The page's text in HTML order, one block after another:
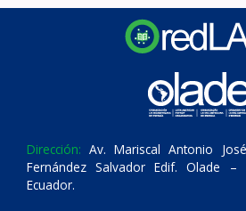
Dirección: Av. Mariscal Antonio
Fernández Salvador Edif. Olade
Ecuador.